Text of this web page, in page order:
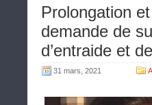
Prolongation
demande de
d’entraide et
31 mars, 2021